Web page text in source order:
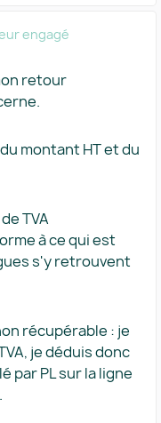
engagé
retour
montant HT et du
TVA
à ce qui est
s'y retrouvent
récupérable : je
je déduis donc
par PL sur la ligne